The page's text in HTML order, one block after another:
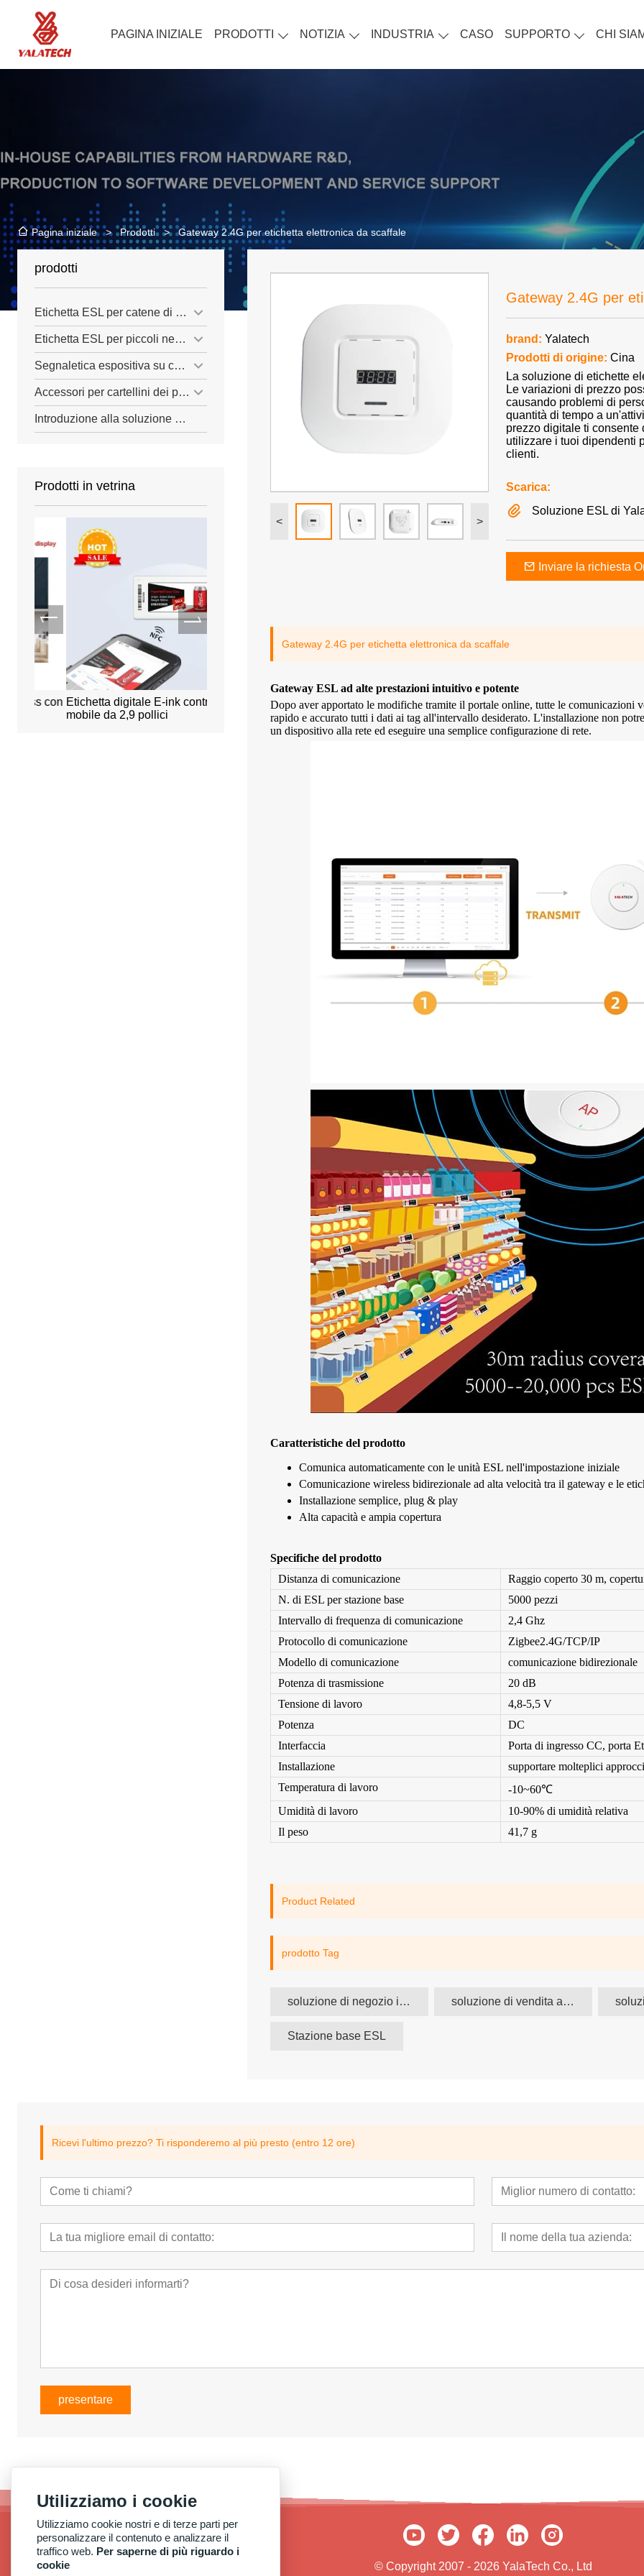
PAGINA INIZIALE PRODOTTI NOTIZIA INDUSTRIA CASO SUPPORTO CHI
Pagina iniziale > Prodotti > Gateway 2.4G per etichetta elettronica da scaffale
prodotti
Etichetta ESL per catene di negozi
Etichetta ESL per piccoli negozi
Segnaletica espositiva su carta elettronica
Accessori per cartellini dei prezzi ESL
Introduzione alla soluzione ESL
Prodotti in vetrina
Etichetta digitale E-ink controllata
mobile da 2,9 pollici
Sistema intelligente di
prenotazione degli uffici
Etichetta da scaffale elettronica
da 1,54 pollici
Prezzo da 2,13
digitale serie Slim
< >
Gateway 2.4G per
brand: Yalatech
Prodotti di origine: Cina
La soluzione di etichette
Le variazioni di prezzo
causando problemi di
quantità di tempo a
prezzo digitale ti
utilizzare i tuoi dipendenti
clienti.
Scarica:
Soluzione ESL di
Inviare la richiesta
Gateway 2.4G per etichetta elettronica da scaffale
Gateway ESL ad alte prestazioni intuitivo e potente
Dopo aver apportato le modifiche tramite il portale online, tutte le comunicazioni
rapido e accurato tutti i dati ai tag all'intervallo desiderato. L'installazione non
un dispositivo alla rete ed eseguire una semplice configurazione di rete.
Caratteristiche del prodotto
Comunica automaticamente con le unità ESL nell'impostazione iniziale
Comunicazione wireless bidirezionale ad alta velocità tra il gateway e le
Installazione semplice, plug & play
Alta capacità e ampia copertura
Specifiche del prodotto
Distanza di comunicazione
Raggio coperto 30 m,
N. di ESL per stazione base
5000 pezzi
Intervallo di frequenza di comunicazione
2,4 Ghz
Protocollo di comunicazione
Zigbee2.4G/TCP/IP
Modello di comunicazione
comunicazione bidirezionale
Potenza di trasmissione
20 dB
Tensione di lavoro
4,8-5,5 V
Potenza
DC
Interfaccia
Porta di ingresso CC, porta
Installazione
supportare molteplici approcci
Temperatura di lavoro
-10~60℃
Umidità di lavoro
10-90% di umidità relativa
Il peso
41,7 g
Product Related
prodotto Tag
soluzione di negozio intelligente soluzione di vendita al dettaglio intelligente
Stazione base ESL
Ricevi l'ultimo prezzo? Ti risponderemo al più presto (entro 12 ore)
presentare
© Copyright 2007 - 2026 YalaTech Co., Ltd
Utilizziamo i cookie
Utilizziamo cookie nostri e di terze parti per
personalizzare il contenuto e analizzare il
traffico web. Per saperne di più riguardo i
cookie